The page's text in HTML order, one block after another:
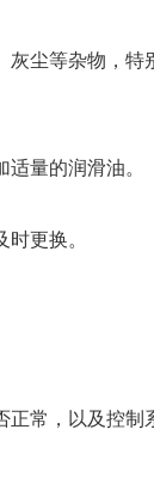
尘等杂物，
量的润滑油。
更换。
常，以及控制